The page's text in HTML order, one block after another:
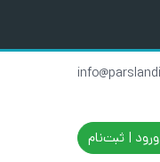
ورود | ثبت‌نام